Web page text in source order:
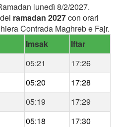
lunedì 8/2/2027.
ramadan 2027con orari
Contrada Maghreb e Fajr.
Imsak
Iftar
05:21
17:26
05:20
17:28
05:19
17:29
05:18
17:30